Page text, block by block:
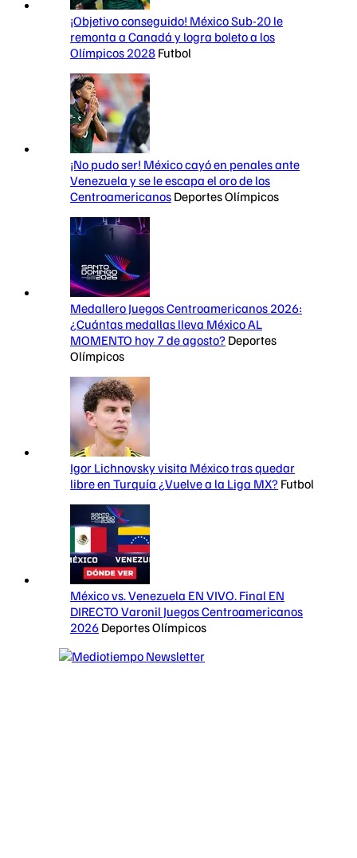
¡Objetivo conseguido! México Sub-20 le
remonta a Canadá y logra boleto a los
Olímpicos 2028 Futbol
¡No pudo ser! México cayó en penales ante
Venezuela y se le escapa el oro de los
Centroamericanos Deportes Olímpicos
Medallero Juegos Centroamericanos 2026:
¿Cuántas medallas lleva México AL
MOMENTO hoy 7 de agosto? Deportes
Olímpicos
Igor Lichnovsky visita México tras quedar
libre en Turquía ¿Vuelve a la Liga MX? Futbol
México vs. Venezuela EN VIVO. Final EN
DIRECTO Varonil Juegos Centroamericanos
2026 Deportes Olímpicos